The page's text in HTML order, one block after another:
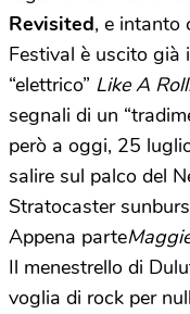
Revisited, e intanto
Festival è uscito già
“elettrico” Like A
segnali di un
però a oggi, 25
salire sul palco del
Stratocaster
Appena parte
Il menestrello di
voglia di rock per